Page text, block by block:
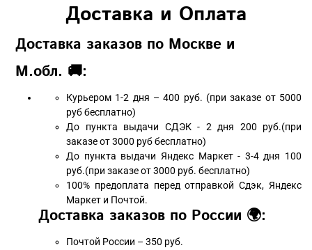
Доставка и Оплата
Доставка заказов по Москве и
М.обл. 🚚:
Курьером 1-2 дня – 400 руб. (при заказе от 5000
руб бесплатно)
До пункта выдачи СДЭК - 2 дня 200 руб.(при
заказе от 3000 руб бесплатно)
До пункта выдачи Яндекс Маркет - 3-4 дня 100
руб.(при заказе от 3000 руб. бесплатно)
100% предоплата перед отправкой Сдэк, Яндекс
Маркет и Почтой.
Доставка заказов по России 🌍:
Почтой России – 350 руб.